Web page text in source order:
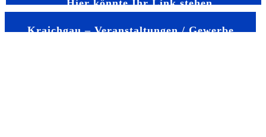
Hier könnte Ihr Link stehen
Kraichgau – Veranstaltungen / Gewerbe